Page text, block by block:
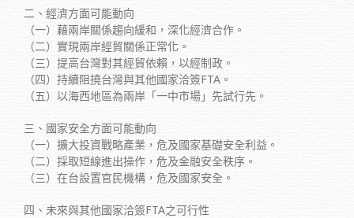
二、經濟方面可能動向
（一）藉兩岸關係趨向緩和，深化經濟合作。
（二）實現兩岸經貿關係正常化。
（三）提高台灣對其經貿依賴，以經制政。
（四）持續阻撓台灣與其他國家洽簽FTA。
（五）以海西地區為兩岸「一中市場」先試行先。
三、國家安全方面可能動向
（一）擴大投資戰略產業，危及國家基礎安全利益。
（二）採取短線進出操作，危及金融安全秩序。
（三）在台設置官民機構，危及國家安全。
四、未來與其他國家洽簽FTA之可行性